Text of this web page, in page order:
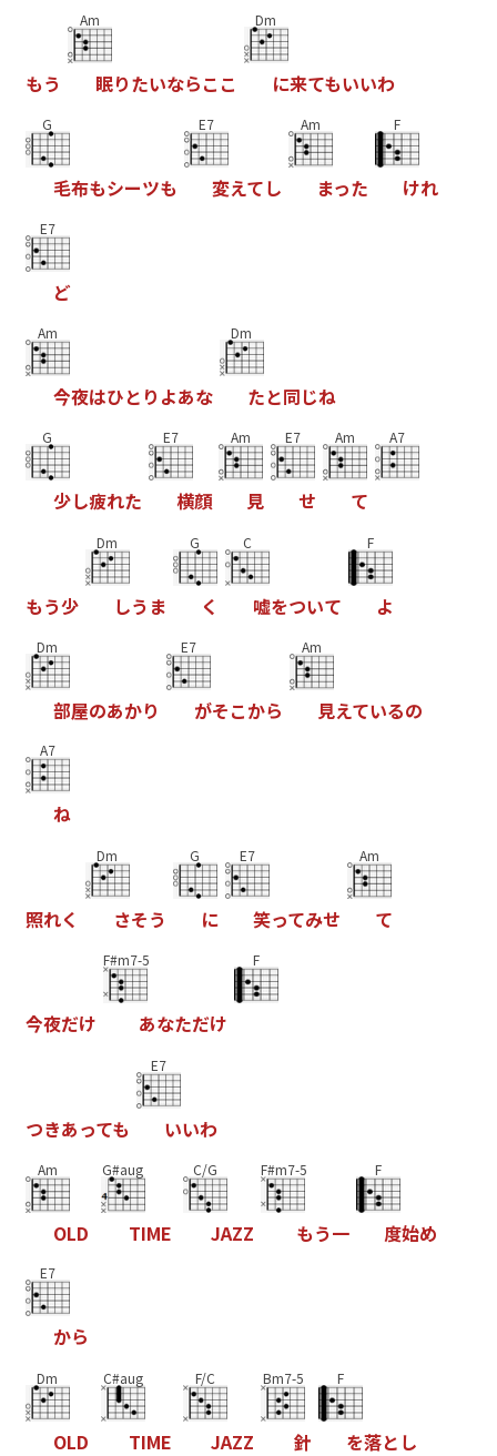
もう
Am
眠りたいならこ こ
Dm
に来てもいいわ
G
毛布もシーツも
E7
変えてし
Am
まった
F
けれ
E7
ど
Am
今夜はひと り よあな
Dm
たと同じね
G
少し疲れた
E7
横顔
Am
見
E7
せ
Am
て
A7
もう少
Dm
しう ま
G
く
C
嘘をついて
F
よ
Dm
部屋のあかり
E7
がそこから
Am
見えているの
A7
ね
照れく
Dm
さそう
G
に
E7
笑ってみせ
Am
て
今夜だけ
F#m7-5
あなただけ
F
つきあっても
E7
いいわ
Am
OLD
G#aug
TIME
C/G
JAZZ
F#m7-5
もう一
F
度始め
E7
から
Dm
OLD
C#aug
TIME
F/C
JAZZ
Bm7-5
針
F
を落と し